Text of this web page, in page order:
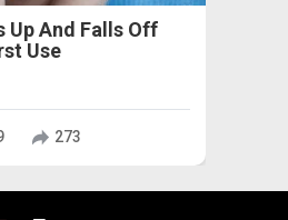
Up And Falls Off
Use
273